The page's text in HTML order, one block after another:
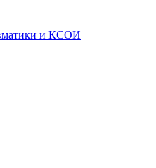
и КСОИ